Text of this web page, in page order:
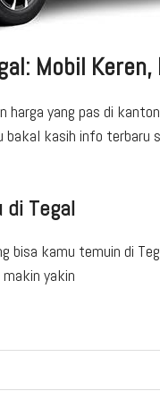
Mobil
harga yang pas di
bakal kasih info terbaru
di Tegal
bisa kamu temuin di
yakin